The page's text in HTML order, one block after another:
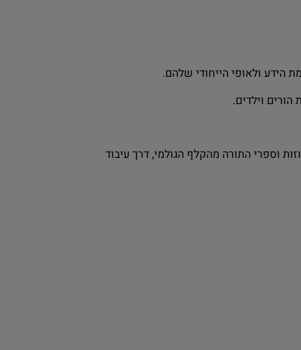
הידע ולאופי הייחודי שלהם.
וילדים.
וספרי התורה מהקלף הגולמי, דרך עיבוד